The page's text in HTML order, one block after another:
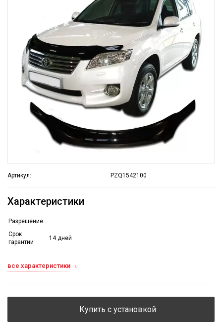
Артикул: PZQ1542100
Характеристики
Разрешение
Срок
гарантии
14 дней
все характеристики
Купить с установкой